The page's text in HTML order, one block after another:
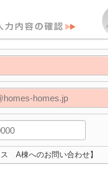
ス A棟へのお問い合わせ】